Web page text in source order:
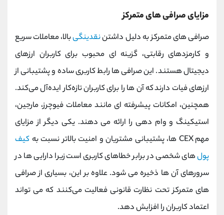
مزایای صرافی های متمرکز
صرافی ‌های متمرکز به دلیل داشتننقدینگیبالا، معاملات سریع
و کارمزدهای رقابتی، گزینه ‌ای محبوب برای کاربران ارزهای
دیجیتال هستند. این صرافی ‌ها رابط کاربری ساده و پشتیبانی از
ارزهای فیات دارند که آن ‌ها را برای کاربران تازه‌کار ایده‌آل می‌کند.
همچنین، امکانات پیشرفته ‌ای مانند معاملات فیوچرز، مارجین،
استیکینگ و وام‌ دهی را ارائه می‌ دهند. یکی دیگر از مزایای
مهم CEX ها، پشتیبانی مشتریان و امنیت بالاتر نسبت به
کیف
پول‌های شخصی در برابر خطاهای کاربری است زیرا دارایی ‌ها در
سرورهای آن ‌ها ذخیره می ‌شود. علاوه بر این، بسیاری از صرافی‌
های متمرکز تحت نظارت قانونی فعالیت می‌کنند که می‌ تواند
اعتماد کاربران را افزایش دهد.